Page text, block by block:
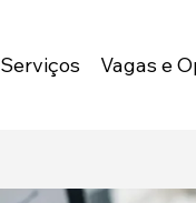
Serviços Vagas e